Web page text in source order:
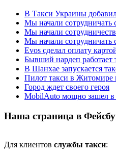
В Такси Украины
Мы начали сотрудничать
Мы начали
Мы начали сотрудничать
Evos сделал оплату
Бывший нардеп работает
В Шанхае запускается
Пилот такси в Житомире
Город ждет своего героя
MobilAuto мощно зашел в
Наша страница в
Для клиентов службы такси: